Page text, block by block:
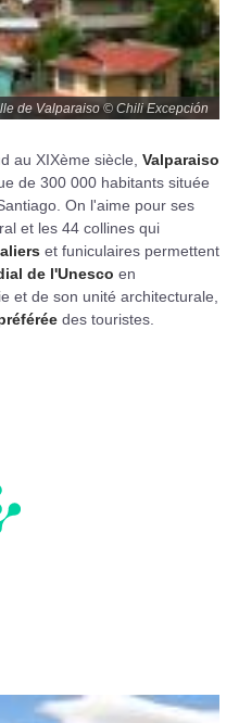
de Valparaiso © Chili Excepción
au XIXème siècle, Valparaiso
de 300 000 habitants située
On l'aime pour ses
et les 44 collines qui
et funiculaires permettent
de l'Unesco en
et de son unité architecturale,
des touristes.